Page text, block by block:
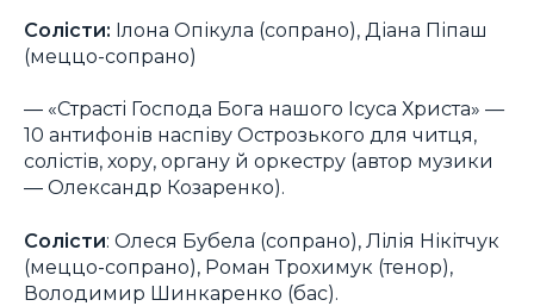
Солісти: Ілона Опікула (сопрано), Діана Піпаш
(меццо-сопрано)
― «Страсті Господа Бога нашого Ісуса Христа» —
10 антифонів наспіву Острозького для читця,
солістів, хору, органу й оркестру (автор музики
― Олександр Козаренко).
Солісти: Олеся Бубела (сопрано), Лілія Нікітчук
(меццо-сопрано), Роман Трохимук (тенор),
Володимир Шинкаренко (бас).